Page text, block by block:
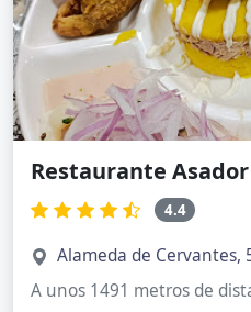
Restaurante
4.4
Alameda de Cervantes,
A unos 1491 metros de